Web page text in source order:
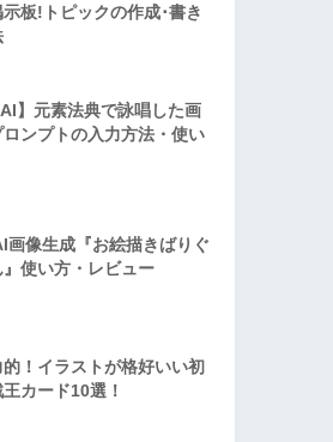
板!トピックの作成･書き
】元素法典で詠唱した画
ンプトの入力方法・使い
画像生成『お絵描きばりぐ
』使い方・レビュー
！イラストが格好いい初
カード10選！